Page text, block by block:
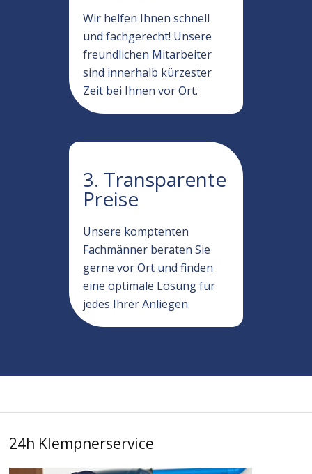
Wir helfen Ihnen schnell
und fachgerecht! Unsere
freundlichen Mitarbeiter
sind innerhalb kürzester
Zeit bei Ihnen vor Ort.
3. Transparente
Preise
Unsere komptenten
Fachmänner beraten Sie
gerne vor Ort und finden
eine optimale Lösung für
jedes Ihrer Anliegen.
24h Klempnerservice